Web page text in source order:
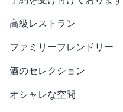
高級レストラン
ファミリーフレンドリー
酒のセレクション
オシャレな空間